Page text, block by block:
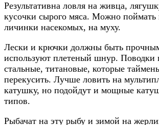
Результативна ловля на живца,
кусочки сырого мяса. Можно поймать
личинки насекомых, на муху.
Лески и крючки должны быть
используют плетеный шнур. Поводки
стальные, титановые, которые
перекусить. Лучше ловить на
катушку, но подойдут и мощные
типов.
Рыбачат на эту рыбу и зимой на